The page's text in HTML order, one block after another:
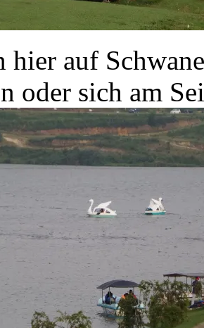
hier auf
oder sich am